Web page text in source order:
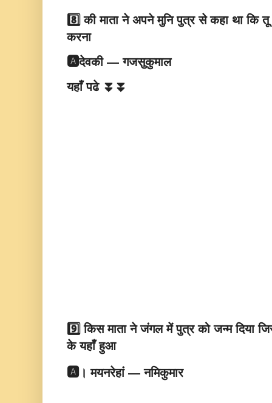
8️⃣ की माता ने अपने मुनि पुत्र से कहा था कि
करना
🅰️देवकी — गजसुकुमाल
यहाँ पढे ⏬⏬
9️⃣ किस माता ने जंगल में पुत्र को जन्म दिया
के यहाँ हुआ
🅰️। मयनरेहां — नमिकुमार